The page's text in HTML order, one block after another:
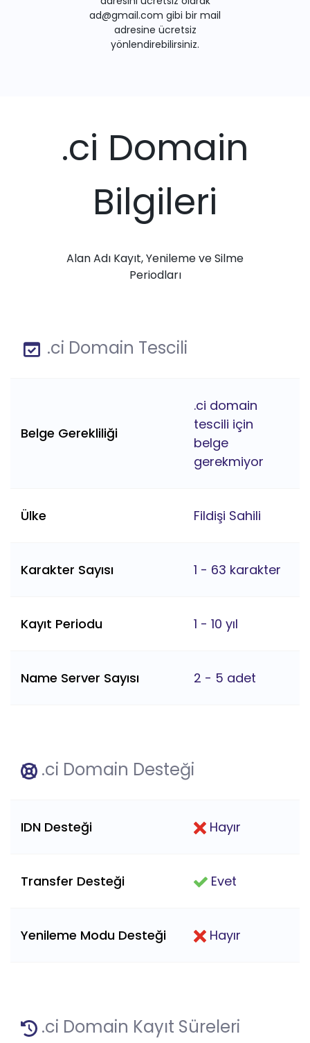
ad@gmail.com gibi bir mail
adresine ücretsiz
yönlendirebilirsiniz.
.ci Domain
Bilgileri
Alan Adı Kayıt, Yenileme ve Silme
Periodları
.ci Domain Tescili
Belge Gerekliliği
.ci domain
tescili için
belge
gerekmiyor
Ülke Fildişi Sahili
Karakter Sayısı 1 - 63 karakter
Kayıt Periodu 1 - 10 yıl
Name Server Sayısı 2 - 5 adet
.ci Domain Desteği
IDN Desteği Hayır
Transfer Desteği Evet
Yenileme Modu Desteği Hayır
.ci Domain Kayıt Süreleri